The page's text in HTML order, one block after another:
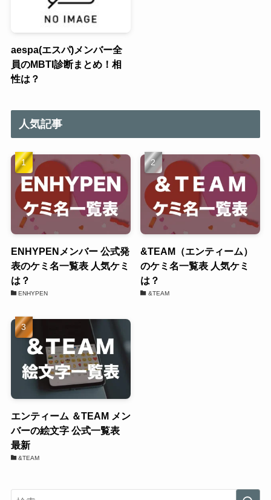
aespa(エスパ)メンバー全
員のMBTI診断まとめ！相
性は？
人気記事
ENHYPENメンバー 公式発
表のケミ名一覧表 人気ケミ
は？
ENHYPEN
&TEAM（エンティーム）
のケミ名一覧表 人気ケミ
は？
&TEAM
エンティーム ＆TEAM メン
バーの絵文字 公式一覧表
最新
&TEAM